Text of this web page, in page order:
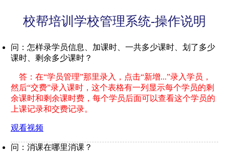
校帮培训学校管理系统-操作说明
问：怎样录学员信息、加课时、一共多少课时、划了多少
课时、剩余多少课时？
答：在“学员管理”那里录入，点击“新增...”录入学员，
然后“交费”录入课时，这个表格有一列显示每个学员的剩
余课时和剩余课时费，每个学员后面可以查看这个学员的
上课记录和交费记录。
观看视频
问：消课在哪里消课？